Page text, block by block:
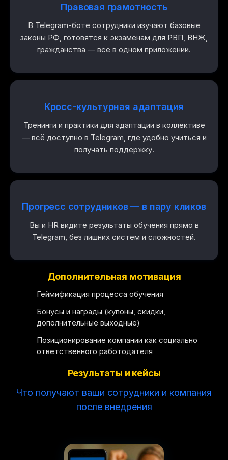
Правовая грамотность
В Telegram-боте сотрудники изучают базовые
законы РФ, готовятся к экзаменам для РВП, ВНЖ,
гражданства — всё в одном приложении.
Кросс-культурная адаптация
Тренинги и практики для адаптации в коллективе
— всё доступно в Telegram, где удобно учиться и
получать поддержку.
Прогресс сотрудников — в пару кликов
Вы и HR видите результаты обучения прямо в
Telegram, без лишних систем и сложностей.
Дополнительная мотивация
Геймификация процесса обучения
Бонусы и награды (купоны, скидки,
дополнительные выходные)
Позиционирование компании как социально
ответственного работодателя
Результаты и кейсы
Что получают ваши сотрудники и компания
после внедрения